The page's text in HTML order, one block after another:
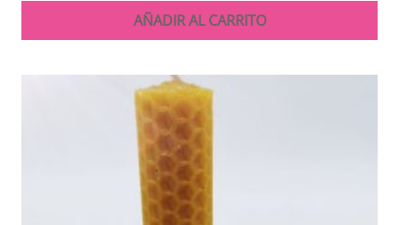
AÑADIR AL CARRITO